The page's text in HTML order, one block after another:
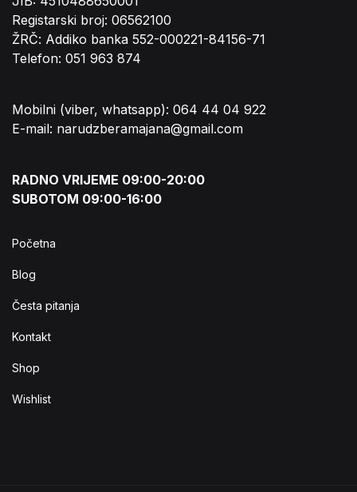
Registarski broj: 06562100
ŽRČ: Addiko banka 552-000221-84156-71
Telefon: 051 963 874
Mobilni (viber, whatsapp): 064 44 04 922
E-mail: narudzberamajana@gmail.com
RADNO VRIJEME 09:00-20:00
SUBOTOM 09:00-16:00
Početna
Blog
Česta pitanja
Kontakt
Shop
Wishlist